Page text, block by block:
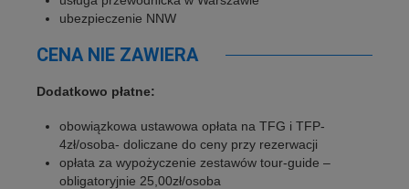
ubezpieczenie NNW
CENA NIE ZAWIERA
Dodatkowo płatne:
obowiązkowa ustawowa opłata na TFG i TFP-
4zł/osoba- doliczane do ceny przy rezerwacji
opłata za wypożyczenie zestawów tour-guide –
obligatoryjnie 25,00zł/osoba